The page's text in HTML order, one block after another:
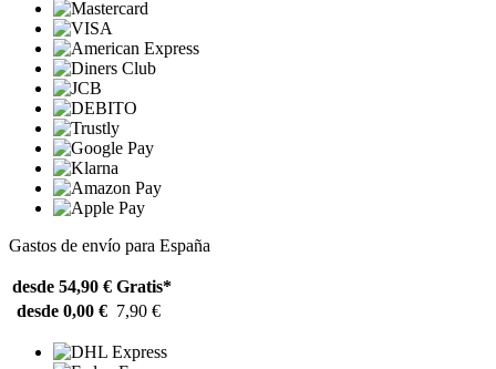
Gastos de envío para España
desde 54,90 € Gratis*
desde 0,00 € 7,90 €